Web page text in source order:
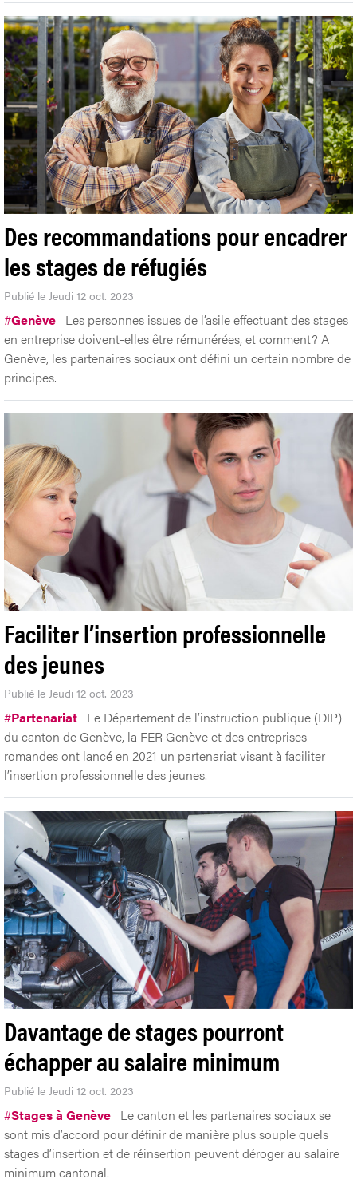
Des recommandations pour encadrer
les stages de réfugiés
Publié le Jeudi 12 oct. 2023
#Genève Les personnes issues de l’asile effectuant des stages
en entreprise doivent-elles être rémunérées, et comment? A
Genève, les partenaires sociaux ont défini un certain nombre de
principes.
Faciliter l’insertion professionnelle
des jeunes
Publié le Jeudi 12 oct. 2023
#Partenariat Le Département de l’instruction publique (DIP)
du canton de Genève, la FER Genève et des entreprises
romandes ont lancé en 2021 un partenariat visant à faciliter
l’insertion professionnelle des jeunes.
Davantage de stages pourront
échapper au salaire minimum
Publié le Jeudi 12 oct. 2023
#Stages à Genève Le canton et les partenaires sociaux se
sont mis d’accord pour définir de manière plus souple quels
stages d’insertion et de réinsertion peuvent déroger au salaire
minimum cantonal.